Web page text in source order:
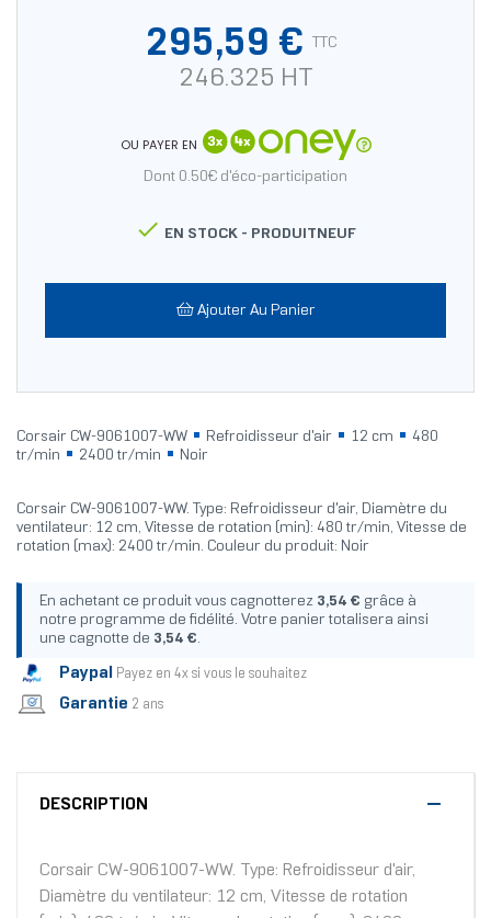
295,59 € TTC
246.325 HT
OU PAYER EN
Dont 0.50€ d'éco-participation
 EN STOCK - PRODUITNEUF
Ajouter Au Panier
Corsair CW-9061007-WW Refroidisseur d'air 12 cm
480
tr/min
2400 tr/min Noir
Corsair CW-9061007-WW. Type: Refroidisseur d'air, Diamètre du
ventilateur: 12 cm, Vitesse de rotation (min): 480 tr/min, Vitesse de
rotation (max): 2400 tr/min. Couleur du produit: Noir
En achetant ce produit vous cagnotterez 3,54 € grâce à
notre programme de fidélité. Votre panier totalisera ainsi
une cagnotte de 3,54 €.
Paypal Payez en 4x si vous le souhaitez
Garantie 2 ans
DESCRIPTION
Corsair CW-9061007-WW. Type: Refroidisseur d'air,
Diamètre du ventilateur: 12 cm, Vitesse de rotation